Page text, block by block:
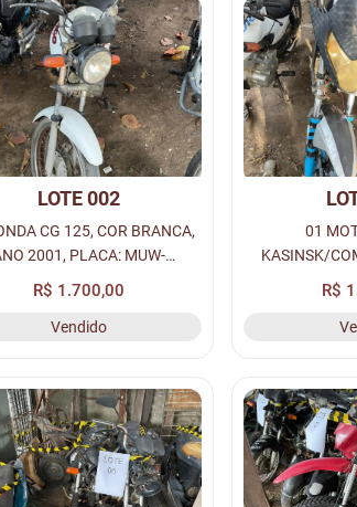
LOTE 002
CG 125, COR BRANCA,
2001, PLACA: MUW-
7539(CONSERVADO).
R$ 1.700,00
Vendido
01
KASINSK/
2011,
ASSUMIR
R$